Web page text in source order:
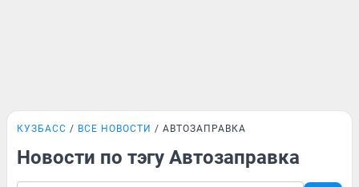
КУЗБАСС ВСЕ НОВОСТИ АВТОЗАПРАВКА
Новости по тэгу Автозаправка